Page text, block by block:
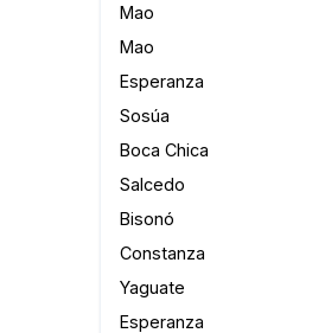
Mao
Mao
Esperanza
Sosúa
Boca Chica
Salcedo
Bisonó
Constanza
Yaguate
Esperanza